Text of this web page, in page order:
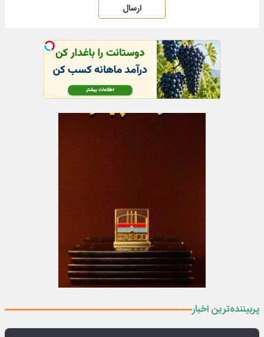
ارسال
پربیننده‌ترین اخبار